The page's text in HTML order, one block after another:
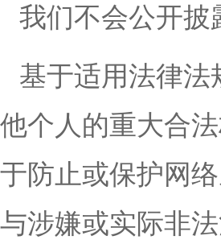
我们不会公开披
基于适用法律
他个人的重大合
于防止或保护网
与涉嫌或实际非